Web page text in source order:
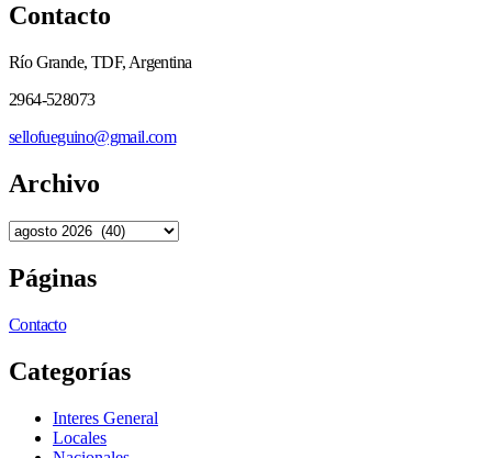
Contacto
Río Grande, TDF, Argentina
2964-528073
sellofueguino@gmail.com
Archivo
Páginas
Contacto
Categorías
Interes General
Locales